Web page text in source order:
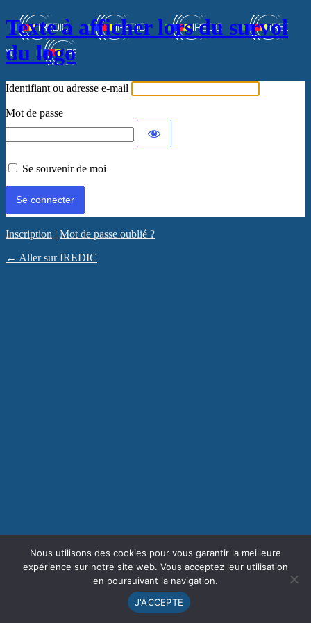
Texte à afficher lors du survol
du logo
Identifiant ou adresse e-mail
Mot de passe
Se souvenir de moi
Inscription | Mot de passe oublié ?
← Aller sur IREDIC
Nous utilisons des cookies pour vous garantir la meilleure
expérience sur notre site web. Vous acceptez leur utilisation
en poursuivant la navigation.
J'ACCEPTE